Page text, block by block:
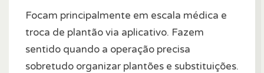
Focam principalmente em escala médica e
troca de plantão via aplicativo. Fazem
sentido quando a operação precisa
sobretudo organizar plantões e substituições.